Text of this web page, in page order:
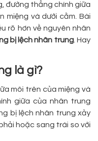
đường thẳng chính giữa
miệng và dưới cằm. Bài
rõ hơn về nguyên nhân
bị lệch nhân trung. Hay
là gì?
môi trên của miệng và
giữa của nhân trung
bị lệch nhân trung xảy
hoặc sang trái so với